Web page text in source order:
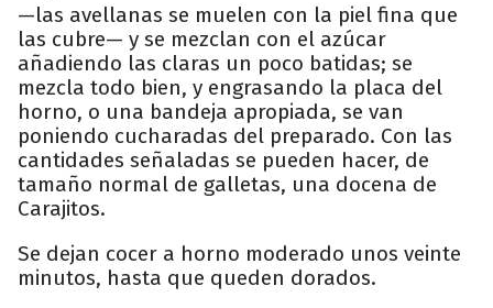
—las avellanas se muelen con la piel fina que
las cubre— y se mezclan con el azúcar
añadiendo las claras un poco batidas; se
mezcla todo bien, y engrasando la placa del
horno, o una bandeja apropiada, se van
poniendo cucharadas del preparado. Con las
cantidades señaladas se pueden hacer, de
tamaño normal de galletas, una docena de
Carajitos.
Se dejan cocer a horno moderado unos veinte
minutos, hasta que queden dorados.